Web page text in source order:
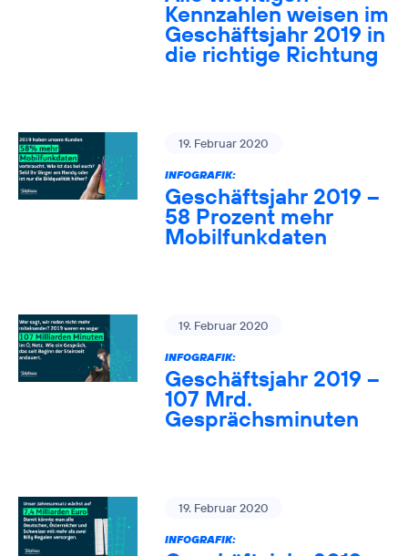
Kennzahlen weisen im
Geschäftsjahr 2019 in
die richtige Richtung
19. Februar 2020
INFOGRAFIK:
Geschäftsjahr 2019 –
58 Prozent mehr
Mobilfunkdaten
19. Februar 2020
INFOGRAFIK:
Geschäftsjahr 2019 –
107 Mrd.
Gesprächsminuten
19. Februar 2020
INFOGRAFIK: